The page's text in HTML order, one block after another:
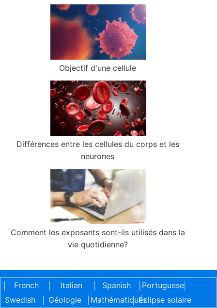
Objectif d'une cellule
Différences entre les cellules du corps et les
neurones
Comment les exposants sont-ils utilisés dans la
vie quotidienne?
French Italian Spanish Portuguese|
Swedish
Géologie Mathématiques
| Éclipse solaire